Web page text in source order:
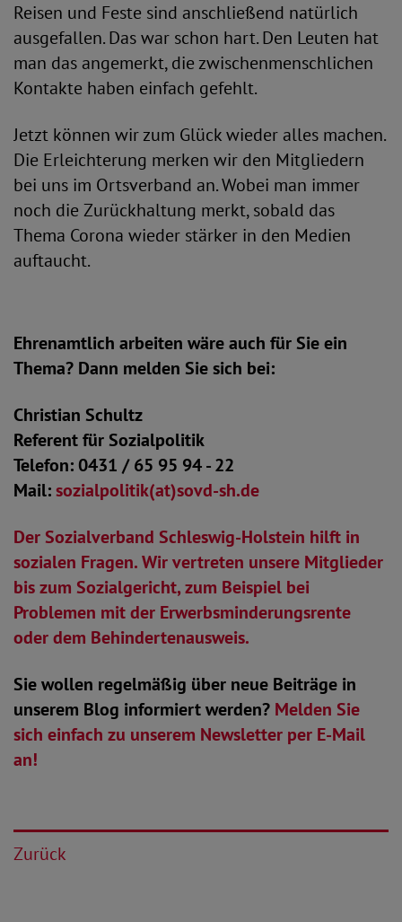
Reisen und Feste sind anschließend natürlich
ausgefallen. Das war schon hart. Den Leuten hat
man das angemerkt, die zwischenmenschlichen
Kontakte haben einfach gefehlt.
Jetzt können wir zum Glück wieder alles machen.
Die Erleichterung merken wir den Mitgliedern
bei uns im Ortsverband an. Wobei man immer
noch die Zurückhaltung merkt, sobald das
Thema Corona wieder stärker in den Medien
auftaucht.
Ehrenamtlich arbeiten wäre auch für Sie ein
Thema? Dann melden Sie sich bei:
Christian Schultz
Referent für Sozialpolitik
Telefon: 0431 / 65 95 94 - 22
Mail:sozialpolitik(at)sovd-sh.de
Der Sozialverband Schleswig-Holstein hilft in
sozialen Fragen. Wir vertreten unsere Mitglieder
bis zum Sozialgericht, zum Beispiel bei
Problemen mit der Erwerbsminderungsrente
oder dem Behindertenausweis.
Sie wollen regelmäßig über neue Beiträge in
unserem Blog informiert werden? Melden Sie
sich einfach zu unserem Newsletter per E-Mail
an!
Zurück